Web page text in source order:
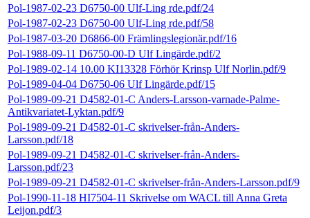
Pol-1987-02-23 D6750-00 Ulf-Ling rde.pdf/24
Pol-1987-02-23 D6750-00 Ulf-Ling rde.pdf/58
Pol-1987-03-20 D6866-00 Främlingslegionär.pdf/16
Pol-1988-09-11 D6750-00-D Ulf Lingärde.pdf/2
Pol-1989-02-14 10.00 KI13328 Förhör Krinsp Ulf Norlin.pdf/9
Pol-1989-04-04 D6750-06 Ulf Lingärde.pdf/15
Pol-1989-09-21 D4582-01-C Anders-Larsson-varnade-Palme-
Antikvariatet-Lyktan.pdf/9
Pol-1989-09-21 D4582-01-C skrivelser-från-Anders-
Larsson.pdf/18
Pol-1989-09-21 D4582-01-C skrivelser-från-Anders-
Larsson.pdf/23
Pol-1989-09-21 D4582-01-C skrivelser-från-Anders-Larsson.pdf/9
Pol-1990-11-18 HI7504-11 Skrivelse om WACL till Anna Greta
Leijon.pdf/3